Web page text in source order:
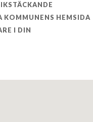
KOMMUNENS HEMSIDA
I DIN